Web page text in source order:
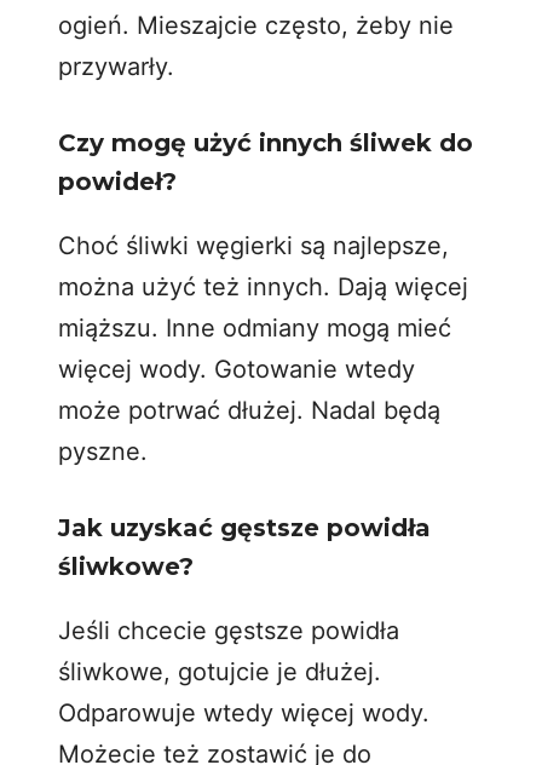
ogień. Mieszajcie często, żeby nie
przywarły.
Czy mogę użyć innych śliwek do
powideł?
Choć śliwki węgierki są najlepsze,
można użyć też innych. Dają więcej
miąższu. Inne odmiany mogą mieć
więcej wody. Gotowanie wtedy
może potrwać dłużej. Nadal będą
pyszne.
Jak uzyskać gęstsze powidła
śliwkowe?
Jeśli chcecie gęstsze powidła
śliwkowe, gotujcie je dłużej.
Odparowuje wtedy więcej wody.
Możecie też zostawić je do